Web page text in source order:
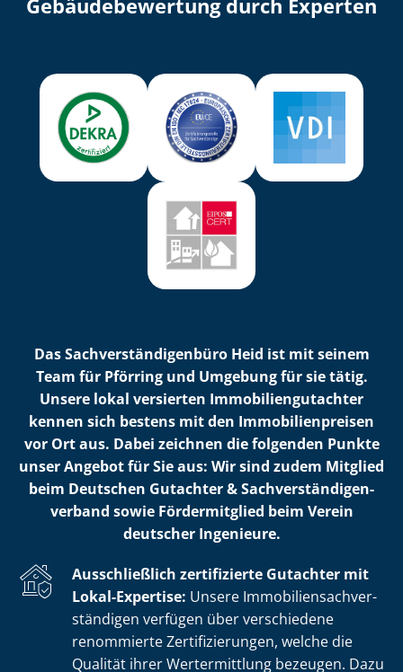
Ge­bäu­de­be­wer­tung durch Experten
Das Sach­ver­stän­di­gen­bü­ro Heid ist mit seinem
Team für Pförring und Umgebung für sie tätig.
Unsere lokal versierten Im­mo­bi­li­en­gut­ach­ter
kennen sich bestens mit den Im­mo­bi­li­en­prei­sen
vor Ort aus. Dabei zeichnen die folgenden Punkte
unser Angebot für Sie aus: Wir sind zudem Mitglied
beim Deutschen Gutachter & Sach­ver­stän­di­gen­
ver­band sowie Fördermitglied beim Verein
deutscher Ingenieure.
Ausschließlich zertifizierte Gutachter mit
Lokal-Expertise: Unsere Im­mo­bi­li­en­sach­ver­
stän­di­gen verfügen über verschiedene
renommierte Zer­ti­fi­zie­run­gen, welche die
Qualität ihrer Wertermittlung bezeugen. Dazu